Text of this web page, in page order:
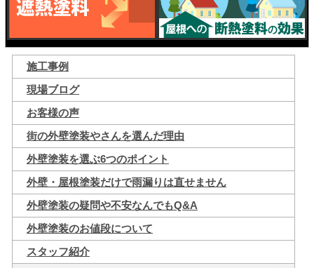
施工事例
現場ブログ
お客様の声
街の外壁塗装やさんを選んだ理由
外壁塗装を選ぶ6つのポイント
外壁・屋根塗装だけで雨漏りは直せません
外壁塗装の疑問や不安なんでもQ&A
外壁塗装のお値段について
スタッフ紹介